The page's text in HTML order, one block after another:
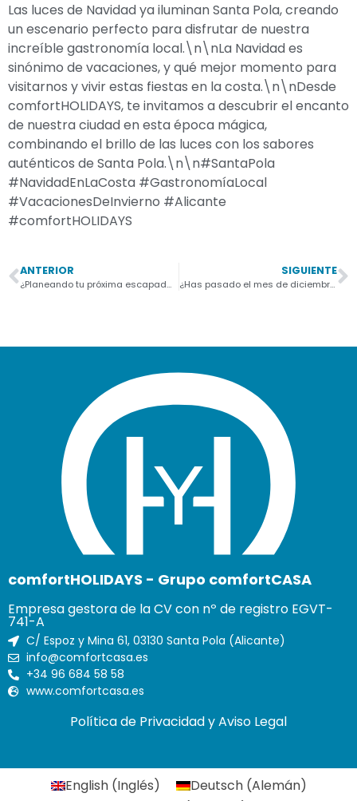
Las luces de Navidad ya iluminan Santa Pola, creando
un escenario perfecto para disfrutar de nuestra
increíble gastronomía local.\n\nLa Navidad es
sinónimo de vacaciones, y qué mejor momento para
visitarnos y vivir estas fiestas en la costa.\n\nDesde
comfortHOLIDAYS, te invitamos a descubrir el encanto
de nuestra ciudad en esta época mágica,
combinando el brillo de las luces con los sabores
auténticos de Santa Pola.\n\n#SantaPola
#NavidadEnLaCosta #GastronomíaLocal
#VacacionesDeInvierno #Alicante
#comfortHOLIDAYS
ANTERIOR
¿Planeando tu próxima escapada a la playa? 🏖️ En ComfortHOLIDAYS, entendemos que el verdadero luj…
SIGUIENTE
¿Has pasado el mes de diciembre en Santa Pola? ¡Te aseguramos que tiene un encanto especial que e…
comfortHOLIDAYS - Grupo comfortCASA
Empresa gestora de la CV con nº de registro EGVT-
741-A
C/ Espoz y Mina 61, 03130 Santa Pola (Alicante)
info@comfortcasa.es
+34 96 684 58 58
www.comfortcasa.es
Política de Privacidad y Aviso Legal
English(Inglés) Deutsch(Alemán)